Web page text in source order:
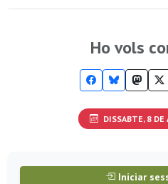
Ho vols
DISSABTE, 8
Iniciar